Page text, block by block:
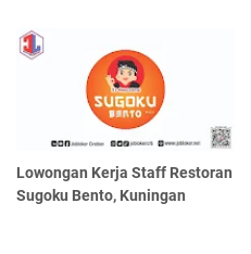
Lowongan Kerja Staff Restoran
Sugoku Bento, Kuningan